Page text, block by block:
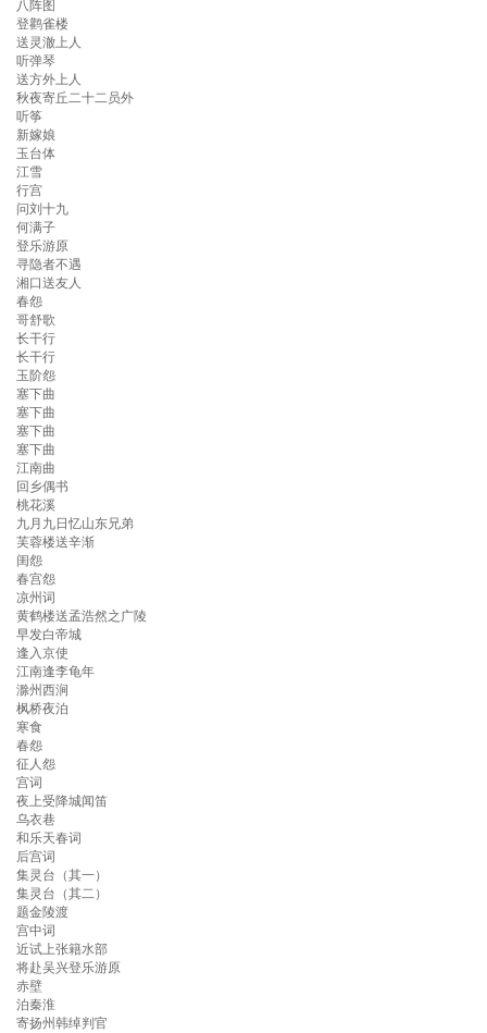
八阵图
登鹳雀楼
送灵澈上人
听弹琴
送方外上人
秋夜寄丘二十二员外
听筝
新嫁娘
玉台体
江雪
行宫
问刘十九
何满子
登乐游原
寻隐者不遇
湘口送友人
春怨
哥舒歌
长干行
长干行
玉阶怨
塞下曲
塞下曲
塞下曲
塞下曲
江南曲
回乡偶书
桃花溪
九月九日忆山东兄弟
芙蓉楼送辛渐
闺怨
春宫怨
凉州词
黄鹤楼送孟浩然之广陵
早发白帝城
逢入京使
江南逢李龟年
滁州西涧
枫桥夜泊
寒食
春怨
征人怨
宫词
夜上受降城闻笛
乌衣巷
和乐天春词
后宫词
集灵台（其一）
集灵台（其二）
题金陵渡
宫中词
近试上张籍水部
将赴吴兴登乐游原
赤壁
泊秦淮
寄扬州韩绰判官